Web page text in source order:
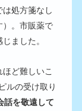
処方箋なし
）。市販薬で
ました。
ど難しいこ
ルの受け取り
話を敬遠して